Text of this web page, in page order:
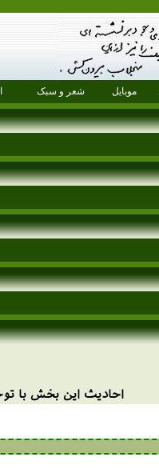
موبایل شعر و سبک
احادیث این بخش با